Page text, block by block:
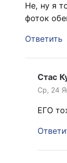
Не, ну я
фоток
Ответить
Стас
Ср, 24
ЕГО